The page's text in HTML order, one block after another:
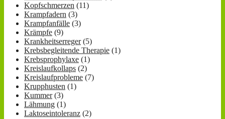
Kopfschmerzen (11)
Krampfadern (3)
Krampfanfälle (3)
Krämpfe (9)
Krankheitserreger(5)
Krebsbegleitende Therapie (1)
Krebsprophylaxe (1)
Kreislaufkollaps (2)
Kreislaufprobleme (7)
Krupphusten (1)
Kummer(3)
Lähmung (1)
Laktoseintoleranz (2)